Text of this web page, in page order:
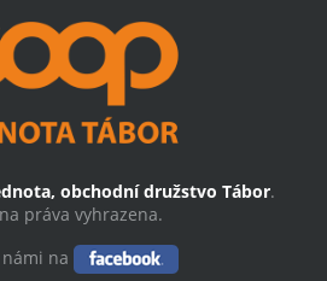
obchodní družstvo Tábor.
práva vyhrazena.
na